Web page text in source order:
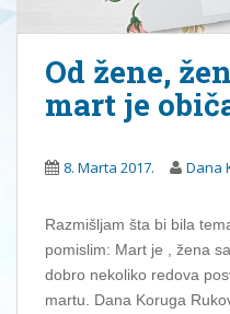
Od žene,
mart je
8. Marta 2017. Dana
Razmišljam šta bi bila
pomislim: Mart je , žena
dobro nekoliko redova
martu. Dana Koruga